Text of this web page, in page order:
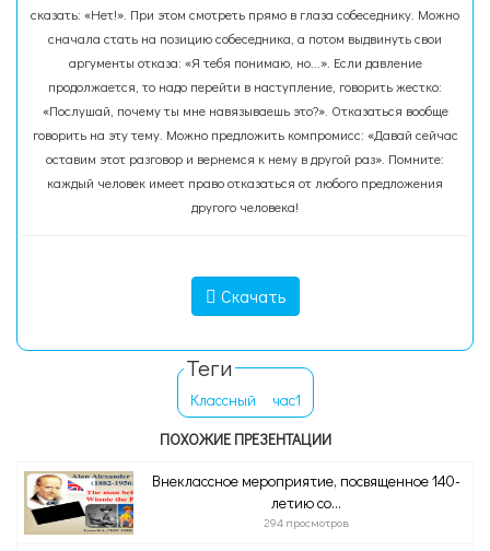
сказать: «Нет!». При этом смотреть прямо в глаза собеседнику. Можно
сначала стать на позицию собеседника, а потом выдвинуть свои
аргументы отказа: «Я тебя понимаю, но...». Если давление
продолжается, то надо перейти в наступление, говорить жестко:
«Послушай, почему ты мне навязываешь это?». Отказаться вообще
говорить на эту тему. Можно предложить компромисс: «Давай сейчас
оставим этот разговор и вернемся к нему в другой раз». Помните:
каждый человек имеет право отказаться от любого предложения
другого человека!
Скачать
Теги
Классный
час1
ПОХОЖИЕ ПРЕЗЕНТАЦИИ
Внеклассное мероприятие, посвященное 140-
летию со...
294 просмотров